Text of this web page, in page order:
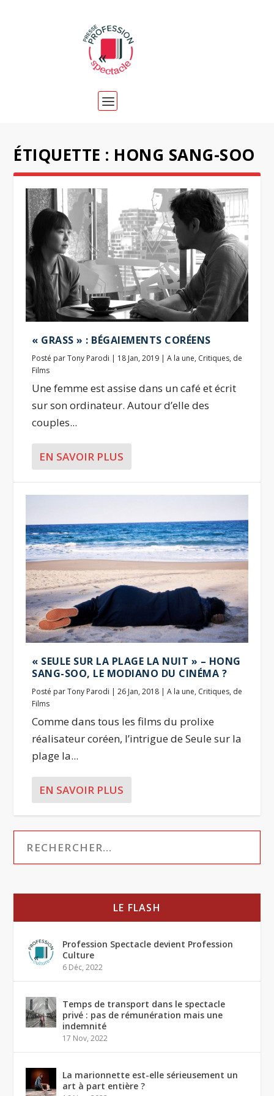
ÉTIQUETTE : HONG SANG-SOO
« GRASS » : BÉGAIEMENTS CORÉENS
Posté parTony Parodi | 18 Jan, 2019 |A la une, Critiques, de
Films
Une femme est assise dans un café et écrit
sur son ordinateur. Autour d’elle des
couples...
EN SAVOIR PLUS
« SEULE SUR LA PLAGE LA NUIT » – HONG
SANG-SOO, LE MODIANO DU CINÉMA ?
Posté parTony Parodi |26 Jan, 2018 |A la une, Critiques, de
Films
Comme dans tous les films du prolixe
réalisateur coréen, l’intrigue de Seule sur la
plage la...
EN SAVOIR PLUS
LE FLASH
Profession Spectacle devient Profession
Culture
6 Déc, 2022
Temps de transport dans le spectacle
privé : pas de rémunération mais une
indemnité
17 Nov, 2022
La marionnette est-elle sérieusement un
art à part entière ?